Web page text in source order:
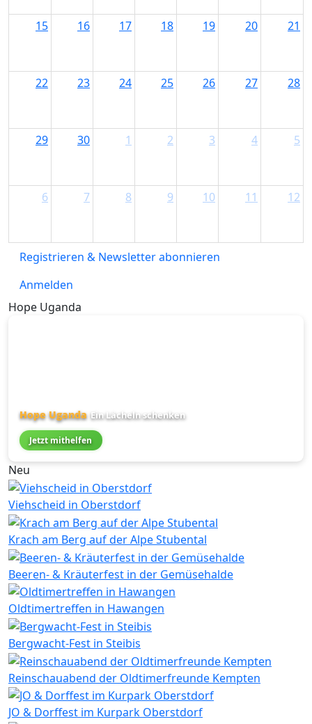
15 16 17 18 19 20 21
22 23 24 25 26 27 28
29 30 1 2 3 4 5
6 7 8 9 10 11 12
Registrieren & Newsletter abonnieren
Anmelden
Hope Uganda
Hope Uganda Ein Lächeln schenken
Jetzt mithelfen
Neu
Viehscheid in Oberstdorf
Krach am Berg auf der Alpe Stubental
Beeren- & Kräuterfest in der Gemüsehalde
Oldtimertreffen in Hawangen
Bergwacht-Fest in Steibis
Reinschauabend der Oldtimerfreunde Kempten
JO & Dorffest im Kurpark Oberstdorf